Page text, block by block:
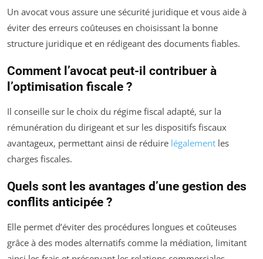
Un avocat vous assure une sécurité juridique et vous aide à
éviter des erreurs coûteuses en choisissant la bonne
structure juridique et en rédigeant des documents fiables.
Comment l’avocat peut-il contribuer à
l’optimisation fiscale ?
Il conseille sur le choix du régime fiscal adapté, sur la
rémunération du dirigeant et sur les dispositifs fiscaux
avantageux, permettant ainsi de réduire légalement les
charges fiscales.
Quels sont les avantages d’une gestion des
conflits anticipée ?
Elle permet d’éviter des procédures longues et coûteuses
grâce à des modes alternatifs comme la médiation, limitant